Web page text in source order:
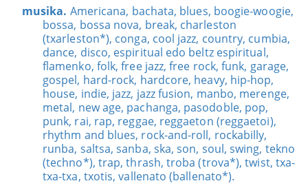
musika. Americana, bachata, blues, boogie-woogie,
bossa, bossa nova, break, charleston
(txarleston*), conga, cool jazz, country, cumbia,
dance, disco, espiritual edo beltz espiritual,
flamenko, folk, free jazz, free rock, funk, garage,
gospel, hard-rock, hardcore, heavy, hip-hop,
house, indie, jazz, jazz fusion, manbo, merenge,
metal, new age, pachanga, pasodoble, pop,
punk, rai, rap, reggae, reggaeton (reggaetoi),
rhythm and blues, rock-and-roll, rockabilly,
runba, saltsa, sanba, ska, son, soul, swing, tekno
(techno*), trap, thrash, troba (trova*), twist, txa-
txa-txa, txotis, vallenato (ballenato*).